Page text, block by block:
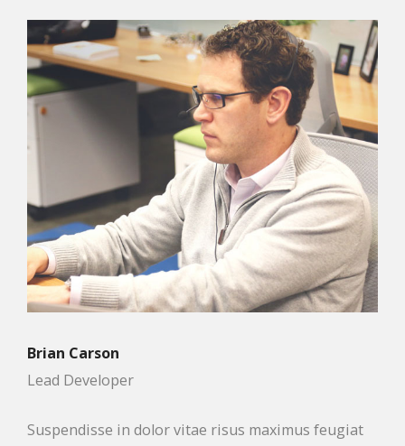
Brian Carson
Lead Developer
Suspendisse in dolor vitae risus maximus feugiat